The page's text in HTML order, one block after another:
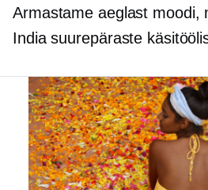
Armastame aeglast moodi,
India suurepäraste